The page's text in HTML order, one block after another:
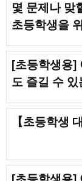
몇 문제나 맞
초등학생을
[초등학생용]
도 즐길 수 있
【초등학생